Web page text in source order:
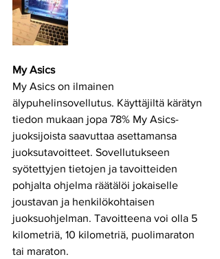
My Asics
My Asics on ilmainen
älypuhelinsovellutus. Käyttäjiltä kärätyn
tiedon mukaan jopa 78% My Asics-
juoksijoista saavuttaa asettamansa
juoksutavoitteet. Sovellutukseen
syötettyjen tietojen ja tavoitteiden
pohjalta ohjelma räätälöi jokaiselle
joustavan ja henkilökohtaisen
juoksuohjelman. Tavoitteena voi olla 5
kilometriä, 10 kilometriä, puolimaraton
tai maraton.